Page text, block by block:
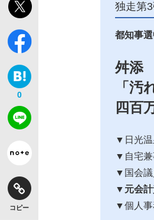
0
コピー
独走第
都知事
舛添
「汚
四百
▼日光温
▼自宅兼
▼国会議
▼ 元会
▼個人事